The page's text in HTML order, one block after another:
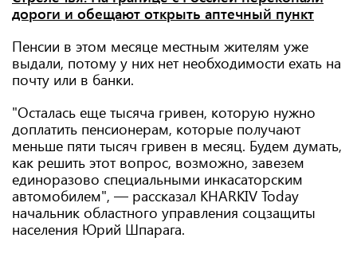
дороги и обещают открыть аптечный пункт
Пенсии в этом месяце местным жителям уже
выдали, потому у них нет необходимости ехать на
почту или в банки.
"Осталась еще тысяча гривен, которую нужно
доплатить пенсионерам, которые получают
меньше пяти тысяч гривен в месяц. Будем думать,
как решить этот вопрос, возможно, завезем
единоразово специальными инкасаторским
автомобилем", — рассказал KHARKIV Today
начальник областного управления соцзащиты
населения Юрий Шпарага.